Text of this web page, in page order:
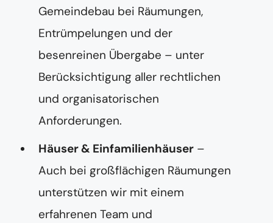
Gemeindebau bei Räumungen,
Entrümpelungen und der
besenreinen Übergabe – unter
Berücksichtigung aller rechtlichen
und organisatorischen
Anforderungen.
Häuser & Einfamilienhäuser –
Auch bei großflächigen Räumungen
unterstützen wir mit einem
erfahrenen Team und